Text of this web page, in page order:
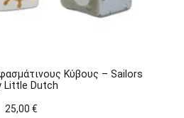
Kύβους – Sailors
Little Dutch
25,00 €